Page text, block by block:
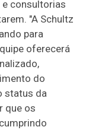
e consultorias
"A Schultz
para
oferecerá
do
status da
que os